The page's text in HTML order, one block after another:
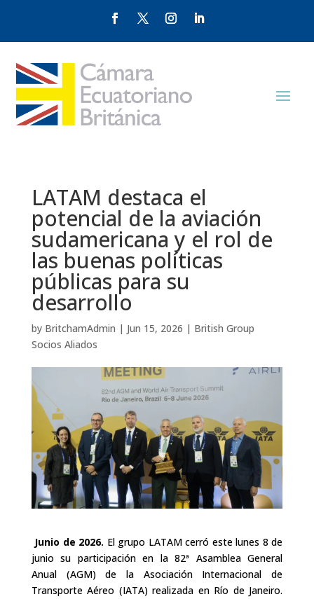
LATAM destaca el
potencial de la aviación
sudamericana y el rol de
las buenas políticas
públicas para su
desarrollo
by BritchamAdmin | Jun 15, 2026 | British Group
Socios Aliados
Junio de 2026. El grupo LATAM cerró este lunes 8 de
junio su participación en la 82ª Asamblea General
Anual (AGM) de la Asociación Internacional de
Transporte Aéreo (IATA) realizada en Río de Janeiro.